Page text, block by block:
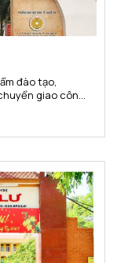
đào tạo,
giao công
tiếng, đạt
lĩnh vực Kế...